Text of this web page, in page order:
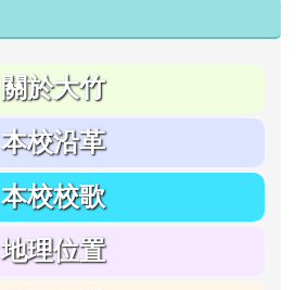
關於大竹
本校沿革
本校校歌
地理位置